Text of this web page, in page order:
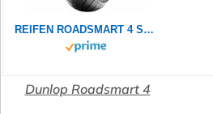
REIFEN ROADSMART 4 SP 180/55 R17 73W DUNLOP
Dunlop Roadsmart 4